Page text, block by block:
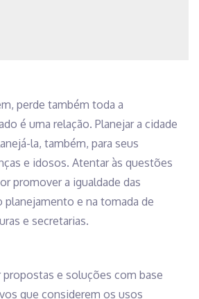
perde também toda a
é uma relação. Planejar a cidade
la, também, para seus
e idosos. Atentar às questões
promover a igualdade das
planejamento e na tomada de
e secretarias.
propostas e soluções com base
que considerem os usos